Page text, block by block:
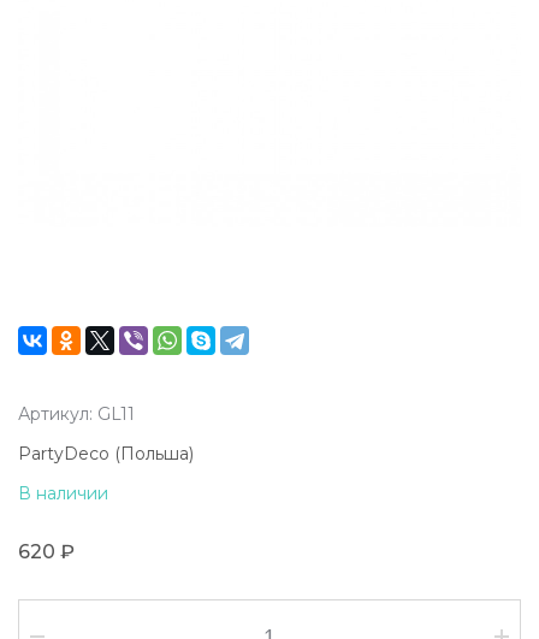
Артикул: GL11
PartyDeco (Польша)
В наличии
620 ₽